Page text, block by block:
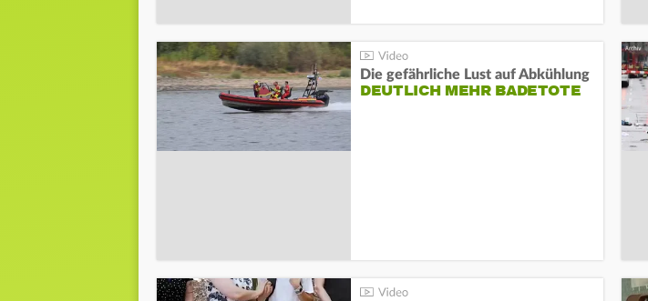
Die gefährliche Lust auf Abkühlung
DEUTLICH MEHR BADETOTE